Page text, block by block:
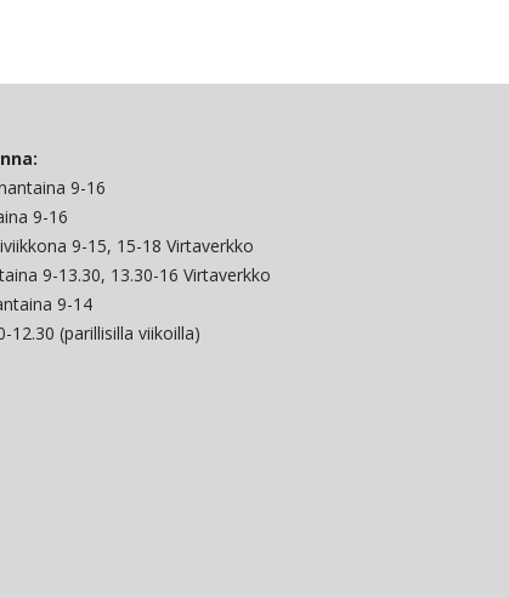
9-16
9-16
9-15, 15-18 Virtaverkko
9-13.30, 13.30-16 Virtaverkko
9-14
12.30 (parillisilla viikoilla)